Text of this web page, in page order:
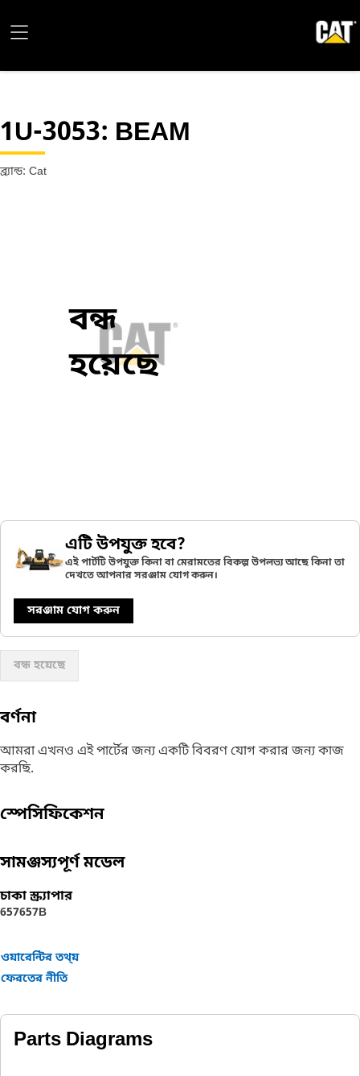
1U-3053: BEAM
ব্র্যান্ড: Cat
বন্ধ
হয়েছে
এটি উপযুক্ত হবে?
এই পার্টটি উপযুক্ত কিনা বা মেরামতের বিকল্প উপলভ্য আছে কিনা তা
দেখতে আপনার সরঞ্জাম যোগ করুন।
সরঞ্জাম যোগ করুন
বন্ধ হয়েছে
বর্ণনা
আমরা এখনও এই পার্টের জন্য একটি বিবরণ যোগ করার জন্য কাজ
করছি.
স্পেসিফিকেশন
সামঞ্জস্যপূর্ণ মডেল
চাকা স্ক্র্যাপার
657657B
ওয়ারেন্টির তথ্য়
ফেরতের নীতি
Parts Diagrams